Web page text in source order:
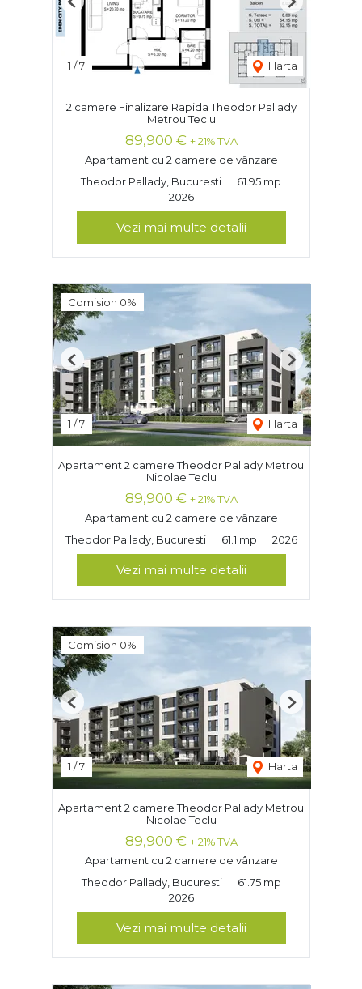
1 /7 Harta
Previous Next
2 camere Finalizare Rapida Theodor Pallady
Metrou Teclu
89,900 € + 21% TVA
Apartament cu 2 camere de vânzare
Theodor Pallady, Bucuresti
61.95 mp
2026
Vezi mai multe detalii
Comision 0%
1 /7 Harta
Previous Next
Apartament 2 camere Theodor Pallady Metrou
Nicolae Teclu
89,900 € + 21% TVA
Apartament cu 2 camere de vânzare
Theodor Pallady, Bucuresti
61.1 mp 2026
Vezi mai multe detalii
Comision 0%
1 /7 Harta
Previous Next
Apartament 2 camere Theodor Pallady Metrou
Nicolae Teclu
89,900 € + 21% TVA
Apartament cu 2 camere de vânzare
Theodor Pallady, Bucuresti
61.75 mp
2026
Vezi mai multe detalii